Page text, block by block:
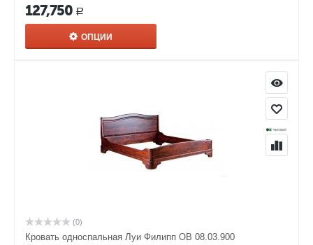
127,750 Р
ОПЦИИ
(0)
Кровать односпальная Луи Филипп ОВ 08.03.900